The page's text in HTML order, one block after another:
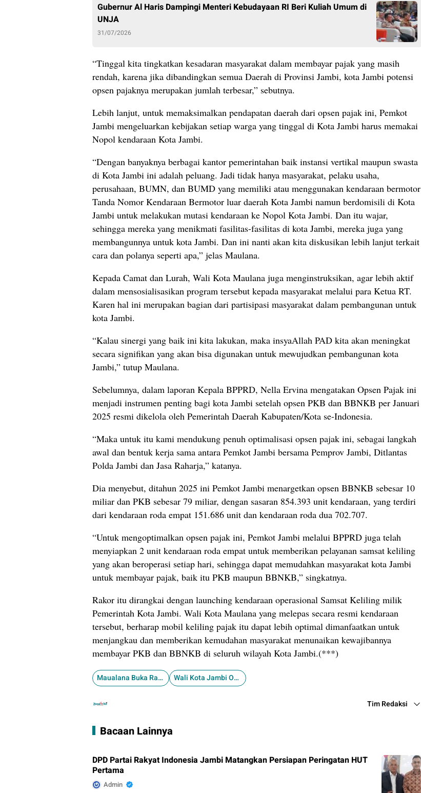
Gubernur Al Haris Dampingi Menteri Kebudayaan RI Beri Kuliah Umum di
UNJA
31/07/2026
“Tinggal kita tingkatkan kesadaran masyarakat dalam membayar pajak yang masih
rendah, karena jika dibandingkan semua Daerah di Provinsi Jambi, kota Jambi potensi
opsen pajaknya merupakan jumlah terbesar,” sebutnya.
Lebih lanjut, untuk memaksimalkan pendapatan daerah dari opsen pajak ini, Pemkot
Jambi mengeluarkan kebijakan setiap warga yang tinggal di Kota Jambi harus memakai
Nopol kendaraan Kota Jambi.
“Dengan banyaknya berbagai kantor pemerintahan baik instansi vertikal maupun swasta
di Kota Jambi ini adalah peluang. Jadi tidak hanya masyarakat, pelaku usaha,
perusahaan, BUMN, dan BUMD yang memiliki atau menggunakan kendaraan bermotor
Tanda Nomor Kendaraan Bermotor luar daerah Kota Jambi namun berdomisili di Kota
Jambi untuk melakukan mutasi kendaraan ke Nopol Kota Jambi. Dan itu wajar,
sehingga mereka yang menikmati fasilitas-fasilitas di kota Jambi, mereka juga yang
membangunnya untuk kota Jambi. Dan ini nanti akan kita diskusikan lebih lanjut terkait
cara dan polanya seperti apa,” jelas Maulana.
Kepada Camat dan Lurah, Wali Kota Maulana juga menginstruksikan, agar lebih aktif
dalam mensosialisasikan program tersebut kepada masyarakat melalui para Ketua RT.
Karen hal ini merupakan bagian dari partisipasi masyarakat dalam pembangunan untuk
kota Jambi.
“Kalau sinergi yang baik ini kita lakukan, maka insyaAllah PAD kita akan meningkat
secara signifikan yang akan bisa digunakan untuk mewujudkan pembangunan kota
Jambi,” tutup Maulana.
Sebelumnya, dalam laporan Kepala BPPRD, Nella Ervina mengatakan Opsen Pajak ini
menjadi instrumen penting bagi kota Jambi setelah opsen PKB dan BBNKB per Januari
2025 resmi dikelola oleh Pemerintah Daerah Kabupaten/Kota se-Indonesia.
“Maka untuk itu kami mendukung penuh optimalisasi opsen pajak ini, sebagai langkah
awal dan bentuk kerja sama antara Pemkot Jambi bersama Pemprov Jambi, Ditlantas
Polda Jambi dan Jasa Raharja,” katanya.
Dia menyebut, ditahun 2025 ini Pemkot Jambi menargetkan opsen BBNKB sebesar 10
miliar dan PKB sebesar 79 miliar, dengan sasaran 854.393 unit kendaraan, yang terdiri
dari kendaraan roda empat 151.686 unit dan kendaraan roda dua 702.707.
“Untuk mengoptimalkan opsen pajak ini, Pemkot Jambi melalui BPPRD juga telah
menyiapkan 2 unit kendaraan roda empat untuk memberikan pelayanan samsat keliling
yang akan beroperasi setiap hari, sehingga dapat memudahkan masyarakat kota Jambi
untuk membayar pajak, baik itu PKB maupun BBNKB,” singkatnya.
Rakor itu dirangkai dengan launching kendaraan operasional Samsat Keliling milik
Pemerintah Kota Jambi. Wali Kota Maulana yang melepas secara resmi kendaraan
tersebut, berharap mobil keliling pajak itu dapat lebih optimal dimanfaatkan untuk
menjangkau dan memberikan kemudahan masyarakat menunaikan kewajibannya
membayar PKB dan BBNKB di seluruh wilayah Kota Jambi.(***)
Maualana Buka Rakor Opsen PKB dan BBNKB Wali Kota Jambi Optimalkan PAD
Tim Redaksi
Bacaan Lainnya
DPD Partai Rakyat Indonesia Jambi Matangkan Persiapan Peringatan HUT
Pertama
Admin